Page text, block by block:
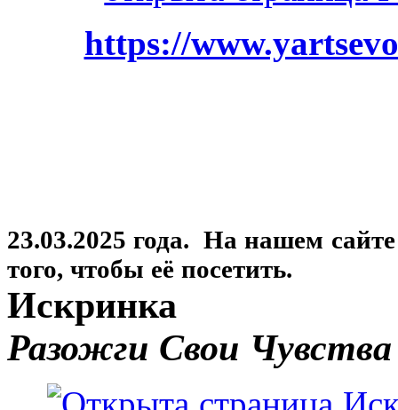
https://
23.03.2025 года. На нашем
того, чтобы её посетить.
Искринка
Разожги Свои Чувства